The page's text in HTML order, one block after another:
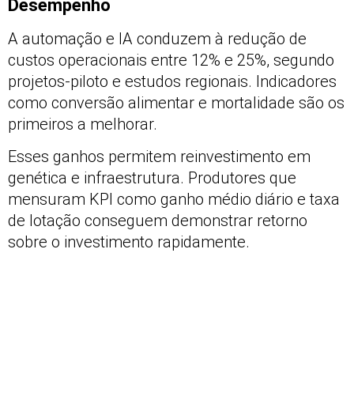
Desempenho
A automação e IA conduzem à redução de
custos operacionais entre 12% e 25%, segundo
projetos-piloto e estudos regionais. Indicadores
como conversão alimentar e mortalidade são os
primeiros a melhorar.
Esses ganhos permitem reinvestimento em
genética e infraestrutura. Produtores que
mensuram KPI como ganho médio diário e taxa
de lotação conseguem demonstrar retorno
sobre o investimento rapidamente.